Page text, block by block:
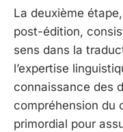
La deuxième
post-édition,
sens dans la
l’expertise
connaissance des
compréhension du
primordial pour